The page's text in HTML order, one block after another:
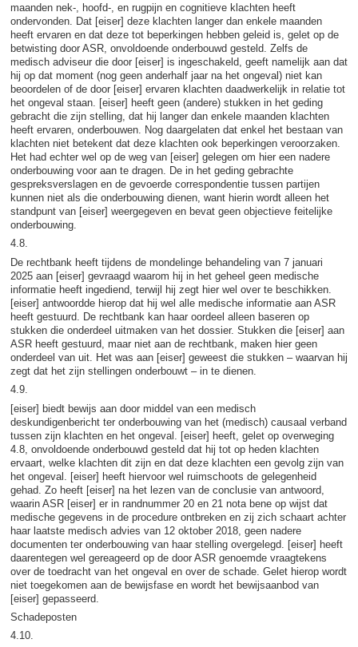
maanden nek-, hoofd-, en rugpijn en cognitieve klachten heeft
ondervonden. Dat [eiser] deze klachten langer dan enkele maanden
heeft ervaren en dat deze tot beperkingen hebben geleid is, gelet op de
betwisting door ASR, onvoldoende onderbouwd gesteld. Zelfs de
medisch adviseur die door [eiser] is ingeschakeld, geeft namelijk aan dat
hij op dat moment (nog geen anderhalf jaar na het ongeval) niet kan
beoordelen of de door [eiser] ervaren klachten daadwerkelijk in relatie tot
het ongeval staan. [eiser] heeft geen (andere) stukken in het geding
gebracht die zijn stelling, dat hij langer dan enkele maanden klachten
heeft ervaren, onderbouwen. Nog daargelaten dat enkel het bestaan van
klachten niet betekent dat deze klachten ook beperkingen veroorzaken.
Het had echter wel op de weg van [eiser] gelegen om hier een nadere
onderbouwing voor aan te dragen. De in het geding gebrachte
gespreksverslagen en de gevoerde correspondentie tussen partijen
kunnen niet als die onderbouwing dienen, want hierin wordt alleen het
standpunt van [eiser] weergegeven en bevat geen objectieve feitelijke
onderbouwing.
4.8.
De rechtbank heeft tijdens de mondelinge behandeling van 7 januari
2025 aan [eiser] gevraagd waarom hij in het geheel geen medische
informatie heeft ingediend, terwijl hij zegt hier wel over te beschikken.
[eiser] antwoordde hierop dat hij wel alle medische informatie aan ASR
heeft gestuurd. De rechtbank kan haar oordeel alleen baseren op
stukken die onderdeel uitmaken van het dossier. Stukken die [eiser] aan
ASR heeft gestuurd, maar niet aan de rechtbank, maken hier geen
onderdeel van uit. Het was aan [eiser] geweest die stukken – waarvan hij
zegt dat het zijn stellingen onderbouwt – in te dienen.
4.9.
[eiser] biedt bewijs aan door middel van een medisch
deskundigenbericht ter onderbouwing van het (medisch) causaal verband
tussen zijn klachten en het ongeval. [eiser] heeft, gelet op overweging
4.8, onvoldoende onderbouwd gesteld dat hij tot op heden klachten
ervaart, welke klachten dit zijn en dat deze klachten een gevolg zijn van
het ongeval. [eiser] heeft hiervoor wel ruimschoots de gelegenheid
gehad. Zo heeft [eiser] na het lezen van de conclusie van antwoord,
waarin ASR [eiser] er in randnummer 20 en 21 nota bene op wijst dat
medische gegevens in de procedure ontbreken en zij zich schaart achter
haar laatste medisch advies van 12 oktober 2018, geen nadere
documenten ter onderbouwing van haar stelling overgelegd. [eiser] heeft
daarentegen wel gereageerd op de door ASR genoemde vraagtekens
over de toedracht van het ongeval en over de schade. Gelet hierop wordt
niet toegekomen aan de bewijsfase en wordt het bewijsaanbod van
[eiser] gepasseerd.
Schadeposten
4.10.